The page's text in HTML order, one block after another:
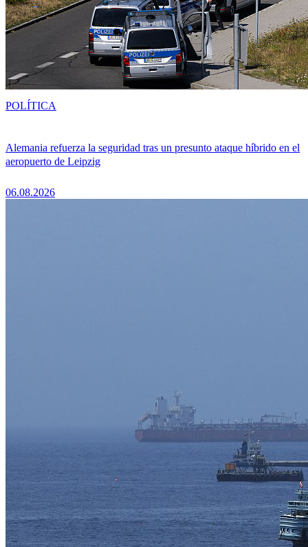
Alemania refuerza la seguridad tras un presunto ataque híbrido en el
aeropuerto de Leipzig
06.08.2026
POLÍTICA